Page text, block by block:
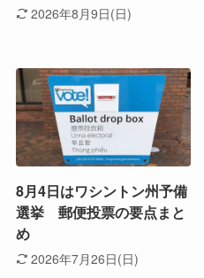
2026年8月9日(日)
8月4日はワシントン州予備
選挙 郵便投票の要点まと
め
2026年7月26日(日)